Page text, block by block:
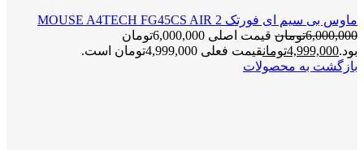
ماوس بی سیم ای فورتک MOUSE A4TECH FG45CS AIR 2
6,000,000تومان
قیمت اصلی 6,000,000تومان
بود.4,999,000تومانقیمت فعلی 4,999,000تومان است.
بازگشت به محصولات